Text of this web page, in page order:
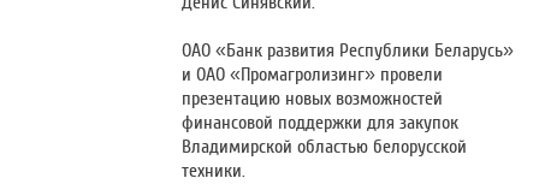
ОАО «Банк развития Республики Беларусь»
и ОАО «Промагролизинг» провели
презентацию новых возможностей
финансовой поддержки для закупок
Владимирской областью белорусской
техники.